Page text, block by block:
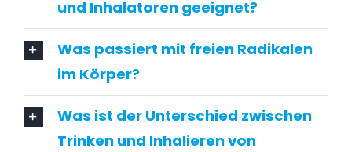
und Inhalatoren geeignet?
Was passiert mit freien Radikalen
im Körper?
Was ist der Unterschied zwischen
Trinken und Inhalieren von